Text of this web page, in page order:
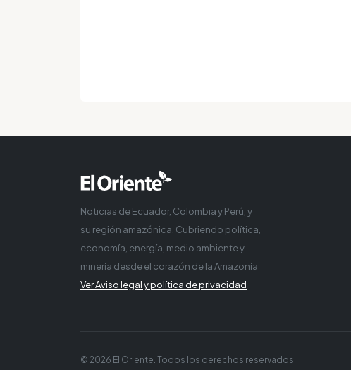
Noticias de Ecuador, Colombia y Perú, y
su región amazónica. Cubriendo política,
economía, energía, medio ambiente y
minería desde el corazón de la Amazonía
Ver Aviso legal y política de privacidad
© 2026 El Oriente. Todos los derechos reservados.